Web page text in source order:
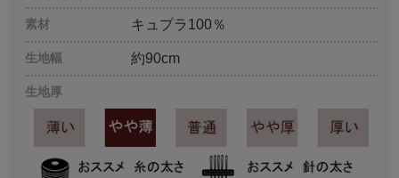
素材 キュプラ100％
生地幅 約90cm
生地厚